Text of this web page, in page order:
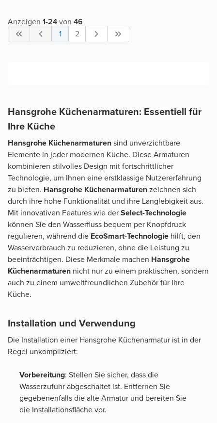
Anzeigen 1-24von 46
1
2
Hansgrohe Küchenarmaturen: Essentiell für
Ihre Küche
Hansgrohe Küchenarmaturensind unverzichtbare
Elemente in jeder modernen Küche. Diese Armaturen
kombinieren stilvolles Design mit fortschrittlicher
Technologie, um Ihnen eine erstklassige Nutzererfahrung
zu bieten. Hansgrohe Küchenarmaturenzeichnen sich
durch ihre hohe Funktionalität und ihre Langlebigkeit aus.
Mit innovativen Features wie derSelect-Technologie
können Sie den Wasserfluss bequem per Knopfdruck
regulieren, während die EcoSmart-Technologie hilft, den
Wasserverbrauch zu reduzieren, ohne die Leistung zu
beeinträchtigen. Diese Merkmale machen Hansgrohe
Küchenarmaturen nicht nur zu einem praktischen, sondern
auch zu einem umweltfreundlichen Zubehör für Ihre
Küche.
Installation und Verwendung
Die Installation einer Hansgrohe Küchenarmatur ist in der
Regel unkompliziert:
Vorbereitung: Stellen Sie sicher, dass die
Wasserzufuhr abgeschaltet ist. Entfernen Sie
gegebenenfalls die alte Armatur und bereiten Sie
die Installationsfläche vor.